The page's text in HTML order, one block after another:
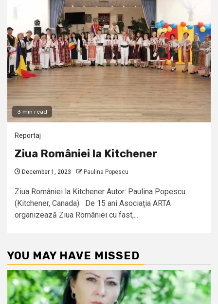
3 min read
Reportaj
Ziua României la Kitchener
December 1, 2023 Paulina Popescu
Ziua României la Kitchener Autor: Paulina Popescu
(Kitchener, Canada) De 15 ani Asociația ARTA
organizează Ziua României cu fast,...
YOU MAY HAVE MISSED